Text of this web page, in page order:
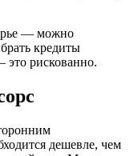
— можно
кредиты
это рискованно.
дешевле, чем